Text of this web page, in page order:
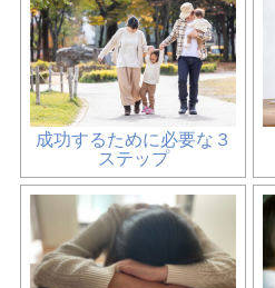
成功するために必要な３
ステップ